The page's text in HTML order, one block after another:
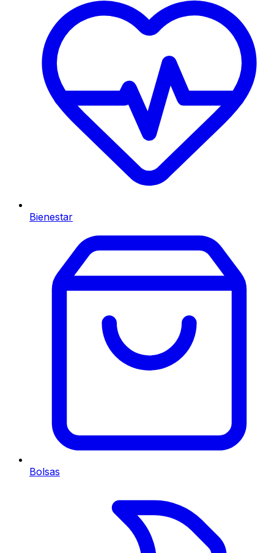
Bienestar
Bolsas